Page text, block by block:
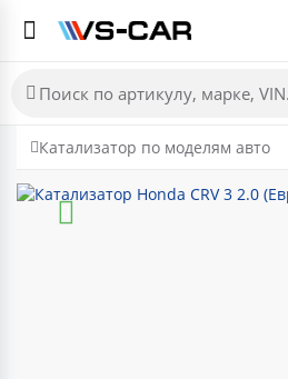
Катализатор по моделям авто